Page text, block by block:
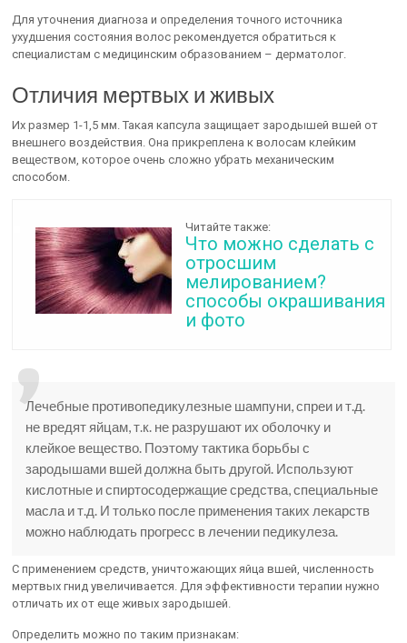
Для уточнения диагноза и определения точного источника
ухудшения состояния волос рекомендуется обратиться к
специалистам с медицинским образованием – дерматолог.
Отличия мертвых и живых
Их размер 1-1,5 мм. Такая капсула защищает зародышей вшей от
внешнего воздействия. Она прикреплена к волосам клейким
веществом, которое очень сложно убрать механическим
способом.
Читайте также:
Что можно сделать с
отросшим
мелированием?
способы окрашивания
и фото
Лечебные противопедикулезные шампуни, спреи и т.д.
не вредят яйцам, т.к. не разрушают их оболочку и
клейкое вещество. Поэтому тактика борьбы с
зародышами вшей должна быть другой. Используют
кислотные и спиртосодержащие средства, специальные
масла и т.д. И только после применения таких лекарств
можно наблюдать прогресс в лечении педикулеза.
С применением средств, уничтожающих яйца вшей, численность
мертвых гнид увеличивается. Для эффективности терапии нужно
отличать их от еще живых зародышей.
Определить можно по таким признакам: